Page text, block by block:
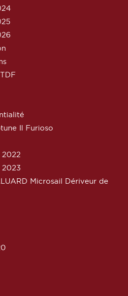
Il Furioso
2022
2023
Microsail Dériveur de